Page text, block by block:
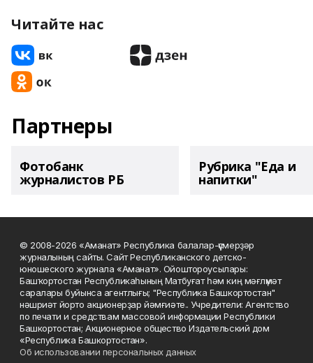
Читайте нас
Партнеры
Фотобанк
журналистов РБ
Рубрика "Еда и
напитки"
© 2008-2026 «Аманат» Республика балалар-үҫмерҙәр
журналының сайты. Сайт Республиканского детско-
юношеского журнала «Аманат». Ойоштороусылары:
Башҡортостан Республикаһының Матбуғат һәм киң мәғлүмәт
саралары буйынса агентлығы; "Республика Башкортостан"
нәшриәт йорто акционерҙар йәмғиәте.. Учредители: Агентство
по печати и средствам массовой информации Республики
Башкортостан; Акционерное общество Издательский дом
«Республика Башкортостан».
Об использовании персональных данных